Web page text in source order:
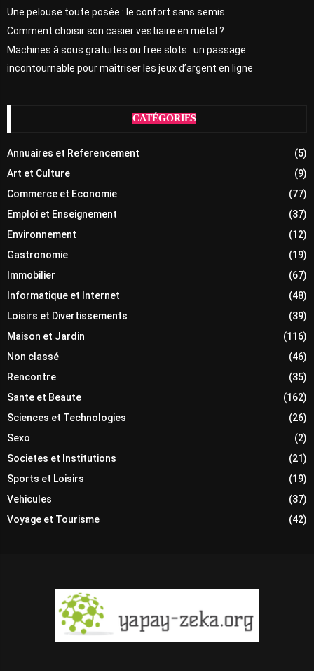
Une pelouse toute posée : le confort sans semis
Comment choisir son casier vestiaire en métal ?
Machines à sous gratuites ou free slots : un passage
incontournable pour maîtriser les jeux d’argent en ligne
CATÉGORIES
Annuaires et Referencement
(5)
Art et Culture
(9)
Commerce et Economie
(77)
Emploi et Enseignement
(37)
Environnement
(12)
Gastronomie
(19)
Immobilier
(67)
Informatique et Internet
(48)
Loisirs et Divertissements
(39)
Maison et Jardin
(116)
Non classé
(46)
Rencontre
(35)
Sante et Beaute
(162)
Sciences et Technologies
(26)
Sexo
(2)
Societes et Institutions
(21)
Sports et Loisirs
(19)
Vehicules
(37)
Voyage et Tourisme
(42)